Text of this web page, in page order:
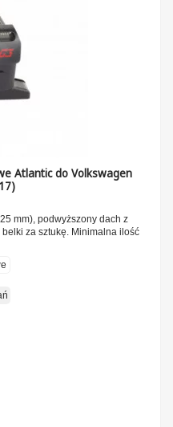
Atlantic do Volkswagen
mm), podwyższony dach z
za sztukę. Minimalna ilość